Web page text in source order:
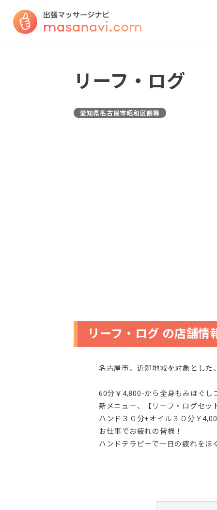
リーフ・ログ
愛知県名古屋市昭和区鶴舞
リーフ・ログ の店舗情
名古屋市、近郊地域を対象とした
60分￥4,800-から全身もみほぐし
新メニュー、【リーフ・ログセッ
ハンド３０分+オイル３０分￥
お仕事でお疲れの皆様！
ハンドテラピーで一日の疲れをほ